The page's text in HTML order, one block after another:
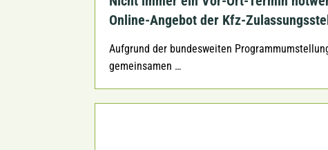
Online-Angebot der Kfz-
Aufgrund der bundesweiten
gemeinsamen …